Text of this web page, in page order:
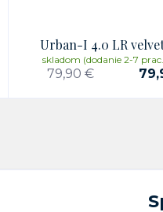
Urban-I 4.0 LR
79,90 €
skladom (dodanie 2-7